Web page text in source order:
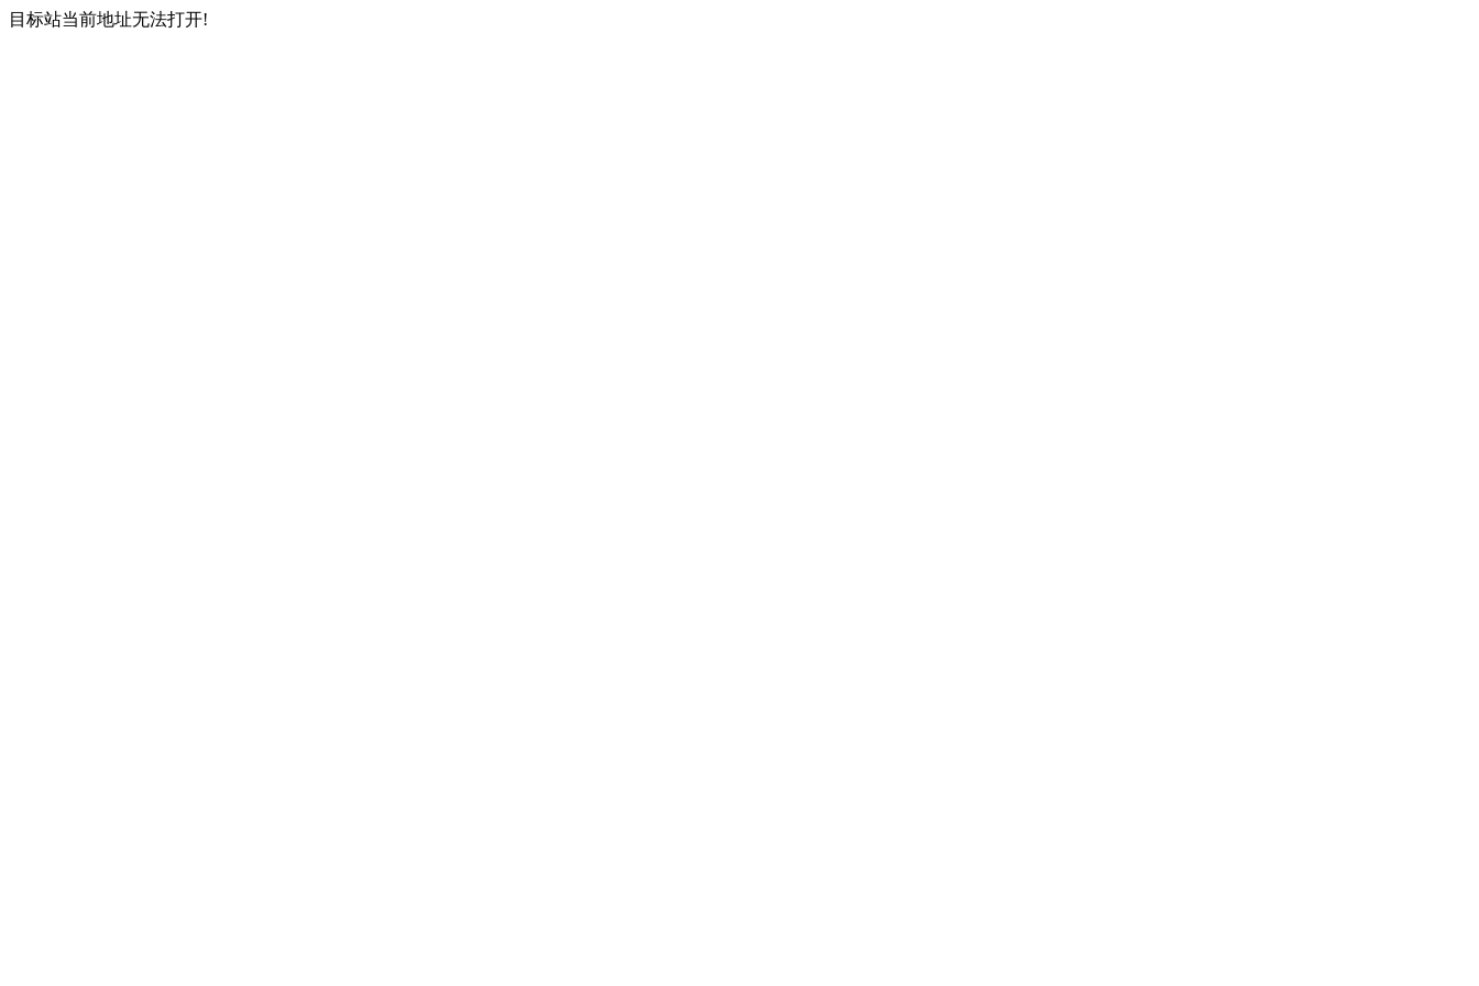
目标站当前地址无法打开!